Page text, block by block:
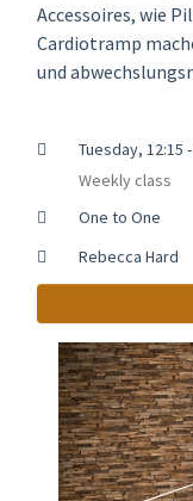
Accessoires, wie
Cardiotramp
und
Tuesday, 12:15
Weekly class
One to One
Rebecca Hard